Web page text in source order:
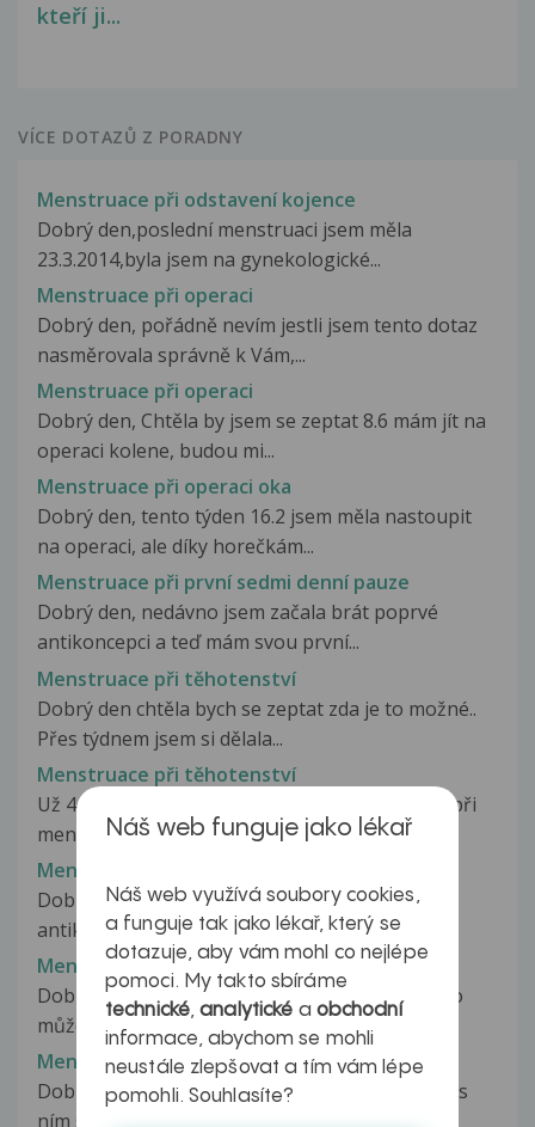
kteří ji...
VÍCE DOTAZŮ Z PORADNY
Menstruace při odstavení kojence
Dobrý den,poslední menstruaci jsem měla
23.3.2014,byla jsem na gynekologické...
Menstruace při operaci
Dobrý den, pořádně nevím jestli jsem tento dotaz
nasměrovala správně k Vám,...
Menstruace při operaci
Dobrý den, Chtěla by jsem se zeptat 8.6 mám jít na
operaci kolene, budou mi...
Menstruace při operaci oka
Dobrý den, tento týden 16.2 jsem měla nastoupit
na operaci, ale díky horečkám...
Menstruace při první sedmi denní pauze
Dobrý den, nedávno jsem začala brát poprvé
antikoncepci a teď mám svou první...
Menstruace při těhotenství
Dobrý den chtěla bych se zeptat zda je to možné..
Přes týdnem jsem si dělala...
Menstruace při těhotenství
Už 4 dny mám menstruaci a občas se stane že při
menstruaci mě velmi zaboli břicho...
Menstruace při užívání antikoncepce
Dobrý den, jsem dlouholetou uživatelku
antikoncepce Lunafem. Předminulý měsíc...
Menstruace při užívání antikoncepce
Dobrý den, chtěla bych se prosím Vás zeptat, co
může způsobovat menstruaci,...
Menstruace při užívání antikoncepce
Dobrý den, půl roku používám NuvaRing. Jsem s
ním spokojená, až tento měsíc...
Náš web funguje jako lékař
Náš web využívá soubory cookies,
a funguje tak jako lékař, který se
dotazuje, aby vám mohl co nejlépe
pomoci. My takto sbíráme
technické,analytické a obchodní
informace, abychom se mohli
neustále zlepšovat a tím vám lépe
pomohli. Souhlasíte?